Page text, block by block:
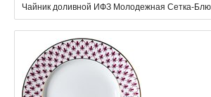
Чайник доливной ИФЗ Молодежная Сетка-